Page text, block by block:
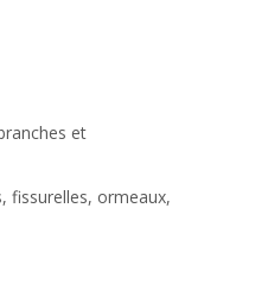
et
fissurelles, ormeaux,